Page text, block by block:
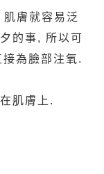
膚就容易泛
的事, 所以可
為臉部注氧.
肌膚上.